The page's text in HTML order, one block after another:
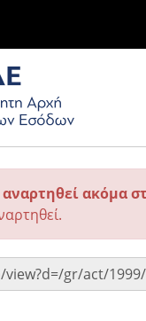
αναρτηθεί ακόμα